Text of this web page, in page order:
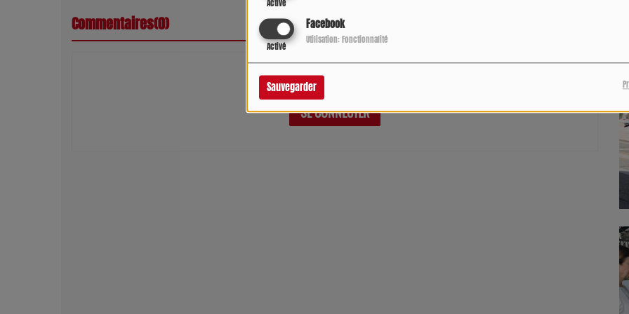
Activé
Facebook
Activé
Utilisation: Fonctionnalité
Sauvegarder
Commentaires(0)
Connectez-vous pour commenter cet article
SE CONNECTER